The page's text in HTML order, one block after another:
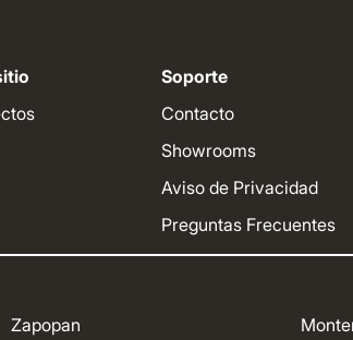
Soporte
Contacto
Showrooms
Aviso de Privacidad
Preguntas Frecuentes
Zapopan